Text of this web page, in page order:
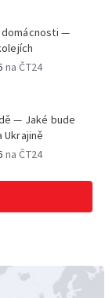
—
na ČT24
— Jaké bude
Ukrajině
na ČT24